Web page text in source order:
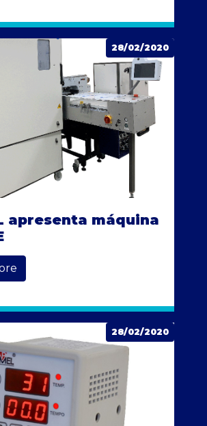
28/02/2020
apresenta máquina
28/02/2020